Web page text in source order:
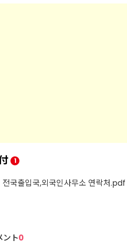
1
전국출입국,외국인사무소 연락처.pdf
ント0